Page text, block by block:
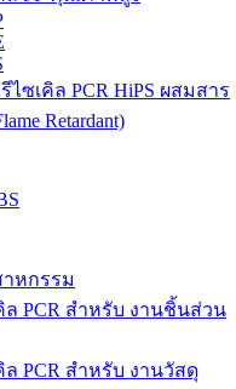
ไซเคิล PCR HiPS ผสมสาร
Retardant)
หกรรม
ล PCR สำหรับ งานชิ้นส่วน
PCR สำหรับ งานวัสดุ
พุ่ง 40–75%
น Household
ร?
นรอบ 20 ปี จากวิกฤตฮอร์
นบ้าน